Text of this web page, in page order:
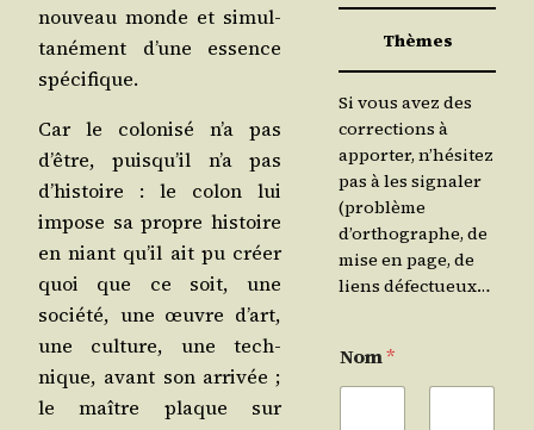
nou­veau monde et simul­
ta­né­ment d’une essence
spécifique.
Car le colo­ni­sé n’a pas
d’être, puisqu’il n’a pas
d’histoire : le colon lui
impose sa propre his­toire
en niant qu’il ait pu créer
quoi que ce soit, une
socié­té, une œuvre d’art,
une culture, une tech­
nique, avant son arri­vée ;
le maître plaque sur
Thèmes
Si vous avez des
corrections à
apporter, n’hésitez
pas à les signaler
(problème
d’orthographe, de
mise en page, de
liens défectueux…
Nom*